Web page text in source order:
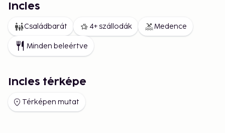
Incles
Családbarát 4+ szállodák Medence
Minden beleértve
Incles térképe
Térképen mutat